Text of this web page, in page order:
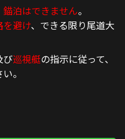
泊はできません。
を避け、できる限り尾道大
び巡視艇の指示に従って、
。